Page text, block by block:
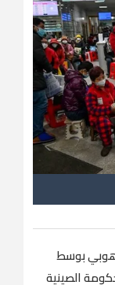
هوبي بوسط
الحكومة الصينية